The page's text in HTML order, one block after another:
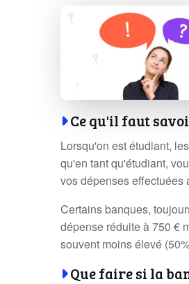
Ce qu'il faut
Lorsqu'on est étudiant,
qu'en tant qu'étudiant,
vos dépenses effectuées
Certains banques,
dépense réduite à 750 €
souvent moins élevé
Que faire si la